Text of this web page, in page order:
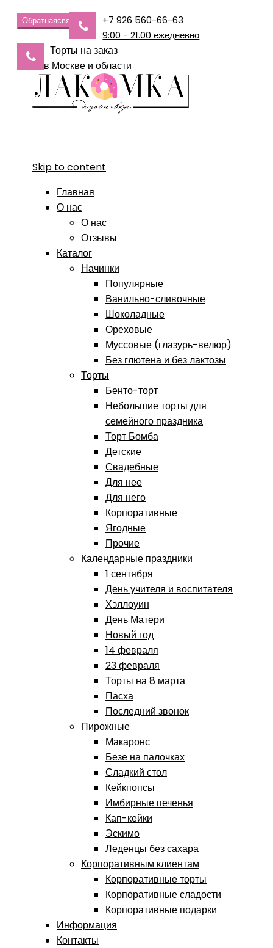
Обратнаясвязь
+7 926 560-66-63
9:00 - 21.00 ежедневно
Торты на заказ
в Москве и области
Skip to content
Главная
О нас
О нас
Отзывы
Каталог
Начинки
Популярные
Ванильно-сливочные
Шоколадные
Ореховые
Муссовые (глазурь-велюр)
Без глютена и без лактозы
Торты
Бенто-торт
Небольшие торты для
семейного праздника
Торт Бомба
Детские
Свадебные
Для нее
Для него
Корпоративные
Ягодные
Прочие
Календарные праздники
1 сентября
День учителя и воспитателя
Хэллоуин
День Матери
Новый год
14 февраля
23 февраля
Торты на 8 марта
Пасха
Последний звонок
Пирожные
Макаронс
Безе на палочках
Сладкий стол
Кейкпопсы
Имбирные печенья
Кап-кейки
Эскимо
Леденцы без сахара
Корпоративным клиентам
Корпоративные торты
Корпоративные сладости
Корпоративные подарки
Информация
Контакты